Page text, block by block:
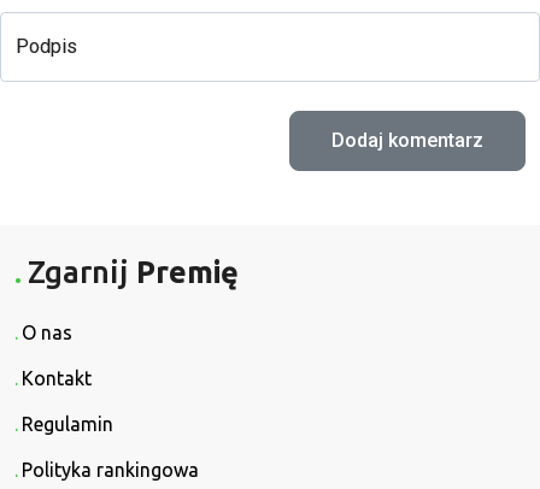
Podpis
Zgarnij Premię
O nas
Kontakt
Regulamin
Polityka rankingowa